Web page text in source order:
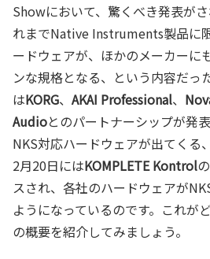
Showにおいて、驚くべき発表が
れまでNative Instruments製品に
ードウェアが、ほかのメーカーに
ンな規格となる、という内容だっ
はKORG、 AKAI Professional、
Audioとのパートナーシップが発
NKS対応ハードウェアが出てくる
2月20日にはKOMPLETE Kontrol
スされ、各社のハードウェアが
ようになっているのです。これが
の概要を紹介してみましょう。